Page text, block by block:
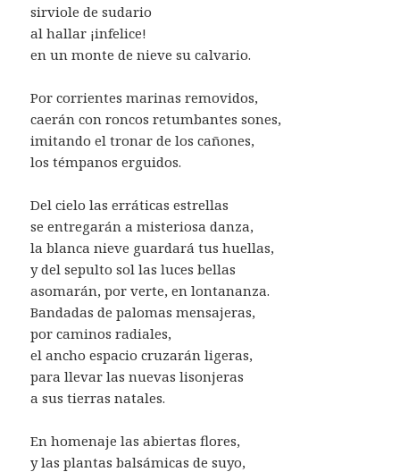
sirviole de sudario
al hallar ¡infelice!
en un monte de nieve su calvario.
Por corrientes marinas removidos,
caerán con roncos retumbantes sones,
imitando el tronar de los cañones,
los témpanos erguidos.
Del cielo las erráticas estrellas
se entregarán a misteriosa danza,
la blanca nieve guardará tus huellas,
y del sepulto sol las luces bellas
asomarán, por verte, en lontananza.
Bandadas de palomas mensajeras,
por caminos radiales,
el ancho espacio cruzarán ligeras,
para llevar las nuevas lisonjeras
a sus tierras natales.
En homenaje las abiertas flores,
y las plantas balsámicas de suyo,